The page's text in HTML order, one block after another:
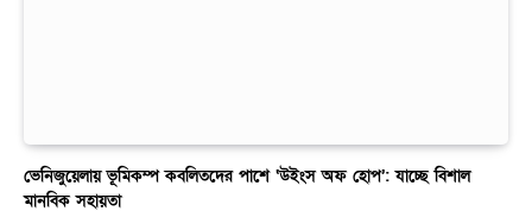
ভেনিজুয়েলায় ভূমিকম্প কবলিতদের পাশে ‘উইংস অফ হোপ’: যাচ্ছে বিশাল
মানবিক সহায়তা